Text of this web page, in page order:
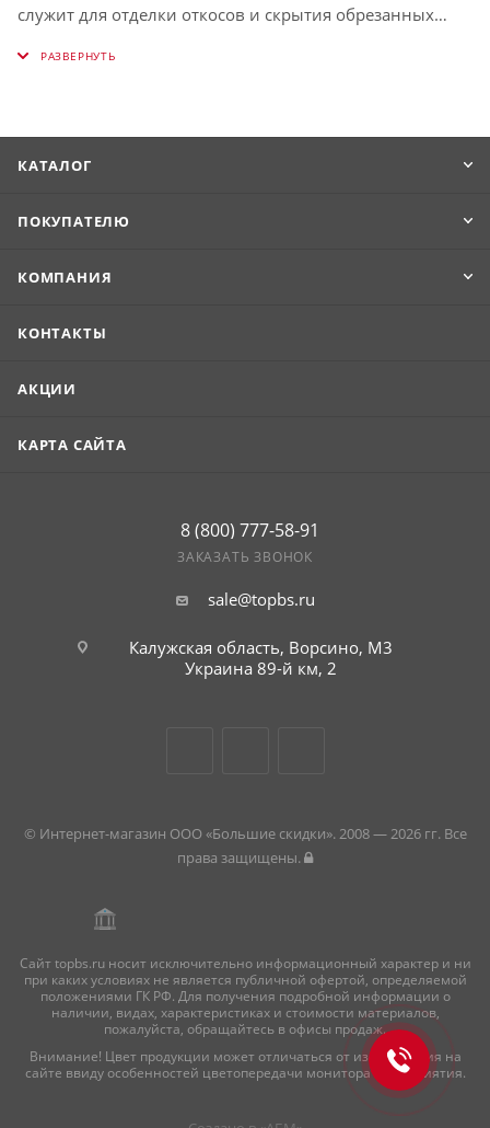
служит для отделки откосов и скрытия обрезанных
выделяет его. Использование таких планок облегчает
КАТАЛОГ
ПОКУПАТЕЛЮ
КОМПАНИЯ
КОНТАКТЫ
АКЦИИ
КАРТА САЙТА
8 (800) 777-58-91
ЗАКАЗАТЬ ЗВОНОК
sale@topbs.ru
Калужская область, Ворсино, М3
Украина 89-й км, 2
© Интернет-магазин ООО «Большие скидки». 2008 — 2026 гг. Все
права защищены.
Сайт topbs.ru носит исключительно информационный характер и ни
при каких условиях не является публичной офертой, определяемой
положениями ГК РФ. Для получения подробной информации о
наличии, видах, характеристиках и стоимости материалов,
пожалуйста, обращайтесь в офисы продаж.
Внимание! Цвет продукции может отличаться от изображения на
сайте ввиду особенностей цветопередачи монитора и восприятия.